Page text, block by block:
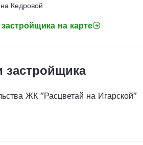
Кедровой
на карте
застройщика
ЖК "Расцветай на Игарской"